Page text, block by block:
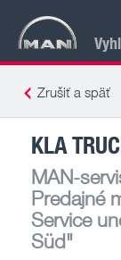
Zrušiť a späť
KLA
MAN-
Predajné
Service
Süd"